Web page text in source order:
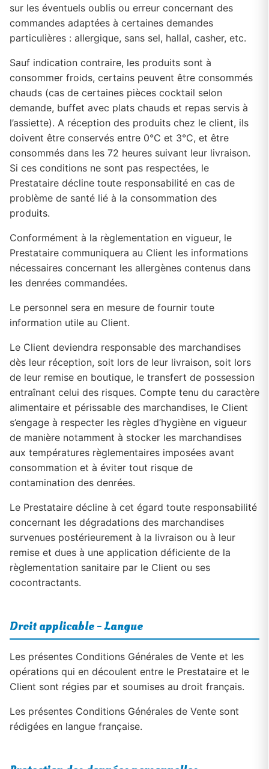
sur les éventuels oublis ou erreur concernant des
commandes adaptées à certaines demandes
particulières : allergique, sans sel, hallal, casher, etc.
Sauf indication contraire, les produits sont à
consommer froids, certains peuvent être consommés
chauds (cas de certaines pièces cocktail selon
demande, buffet avec plats chauds et repas servis à
l’assiette). A réception des produits chez le client, ils
doivent être conservés entre 0°C et 3°C, et être
consommés dans les 72 heures suivant leur livraison.
Si ces conditions ne sont pas respectées, le
Prestataire décline toute responsabilité en cas de
problème de santé lié à la consommation des
produits.
Conformément à la règlementation en vigueur, le
Prestataire communiquera au Client les informations
nécessaires concernant les allergènes contenus dans
les denrées commandées.
Le personnel sera en mesure de fournir toute
information utile au Client.
Le Client deviendra responsable des marchandises
dès leur réception, soit lors de leur livraison, soit lors
de leur remise en boutique, le transfert de possession
entraînant celui des risques. Compte tenu du caractère
alimentaire et périssable des marchandises, le Client
s’engage à respecter les règles d’hygiène en vigueur
de manière notamment à stocker les marchandises
aux températures règlementaires imposées avant
consommation et à éviter tout risque de
contamination des denrées.
Le Prestataire décline à cet égard toute responsabilité
concernant les dégradations des marchandises
survenues postérieurement à la livraison ou à leur
remise et dues à une application déficiente de la
règlementation sanitaire par le Client ou ses
cocontractants.
Droit applicable - Langue
Les présentes Conditions Générales de Vente et les
opérations qui en découlent entre le Prestataire et le
Client sont régies par et soumises au droit français.
Les présentes Conditions Générales de Vente sont
rédigées en langue française.